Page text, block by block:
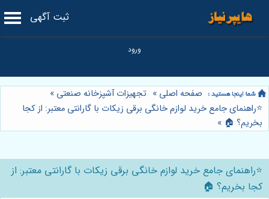
ثبت آگهی
صفحه اصلی » تجهیزات آشپزخانه صنعتی »
⭐️راهنمای جامع خرید لوازم خانگی برقی زیکات با گارانتی معتبر: از کجا
بخریم؟ 🏠 »
⭐️راهنمای جامع خرید لوازم خانگی برقی زیکات با گارانتی معتبر: از
کجا بخریم؟ 🏠